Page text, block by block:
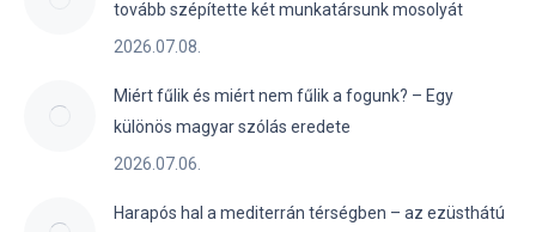
tovább szépítette két munkatársunk mosolyát
2026.07.08.
Miért fűlik és miért nem fűlik a fogunk? – Egy
különös magyar szólás eredete
2026.07.06.
Harapós hal a mediterrán térségben – az ezüsthátú